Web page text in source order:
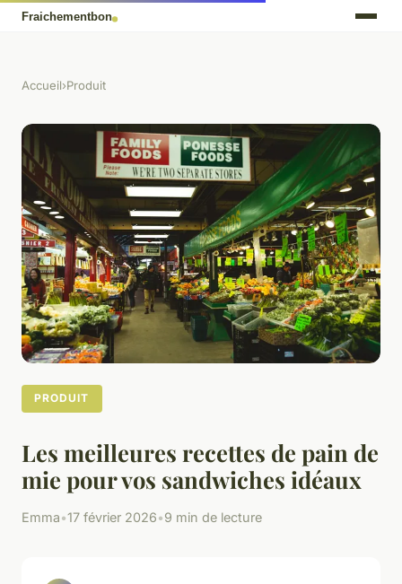
Accueil›Produit
PRODUIT
Les meilleures recettes de pain de
mie pour vos sandwiches idéaux
Emma•17 février 2026•9 min de lecture